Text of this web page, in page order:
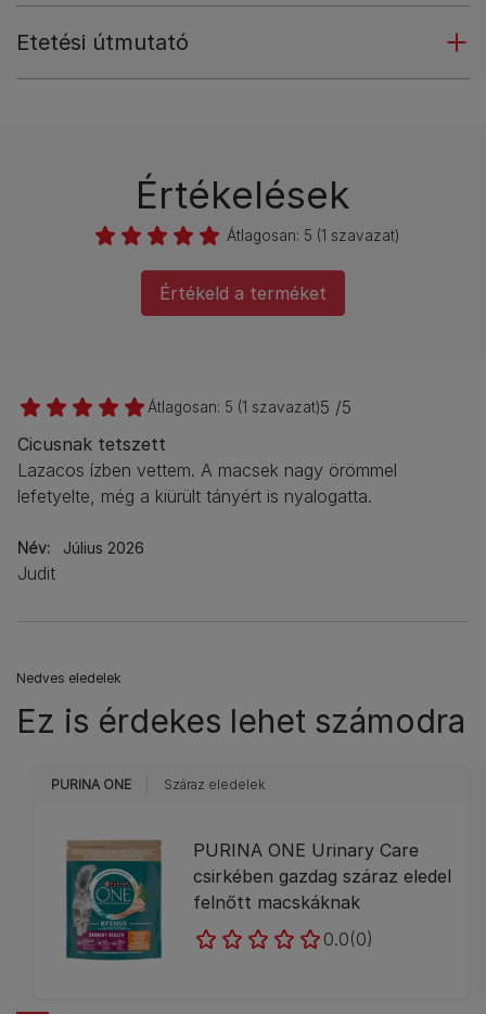
Etetési útmutató
Értékelések
Átlagosan: 5 (1 szavazat)
Értékeld a terméket
Átlagosan: 5 (1 szavazat)5 /5
Cicusnak tetszett
Lazacos ízben vettem. A macsek nagy örömmel
lefetyelte, még a kiürült tányért is nyalogatta.
Név
Judit
Július 2026
Nedves eledelek
Ez is érdekes lehet számodra
PURINA ONE Száraz eledelek
PURINA ONE Urinary Care
csirkében gazdag száraz eledel
felnőtt macskáknak
0.0(0)